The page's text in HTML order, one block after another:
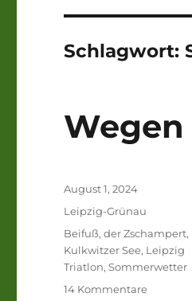
Schlagwort:
Wegen
Veröffentlicht
am
August 1, 2024
Kategorien
Leipzig-Grünau
Schlagwörter
Beifuß,der Zschampert,
Kulkwitzer See, Leipzig
Triatlon,Sommerwetter
14 Kommentarezu